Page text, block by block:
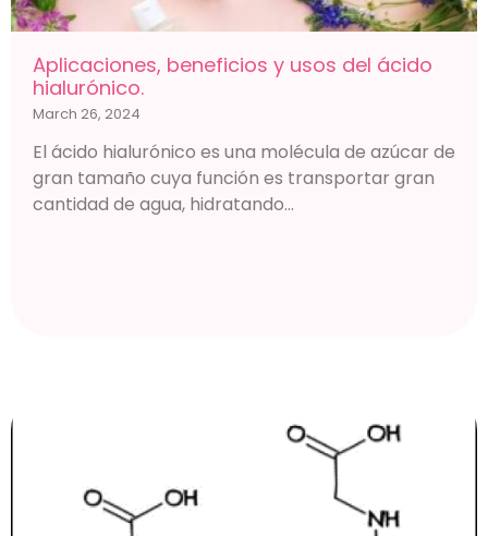
Aplicaciones, beneficios y usos del ácido
hialurónico.
March 26, 2024
El ácido hialurónico es una molécula de azúcar de
gran tamaño cuya función es transportar gran
cantidad de agua, hidratando...